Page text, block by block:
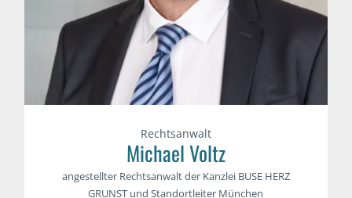
Rechtsanwalt
Michael Voltz
angestellter Rechtsanwalt der Kanzlei BUSE HERZ
GRUNST und Standortleiter München